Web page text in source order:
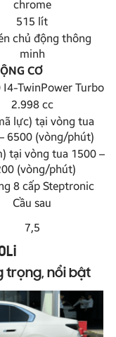
chrome
515 lít
chủ động thông
minh
CƠ
I4-TwinPower Turbo
2.998 cc
lực) tại vòng tua
6500 (vòng/phút)
tại vòng tua 1500 –
(vòng/phút)
8 cấp Steptronic
Cầu sau
7,5
trọng, nổi bật